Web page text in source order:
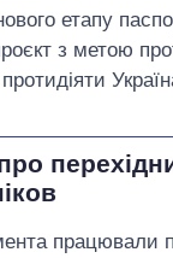
етапу
з метою
протидіяти
працювали